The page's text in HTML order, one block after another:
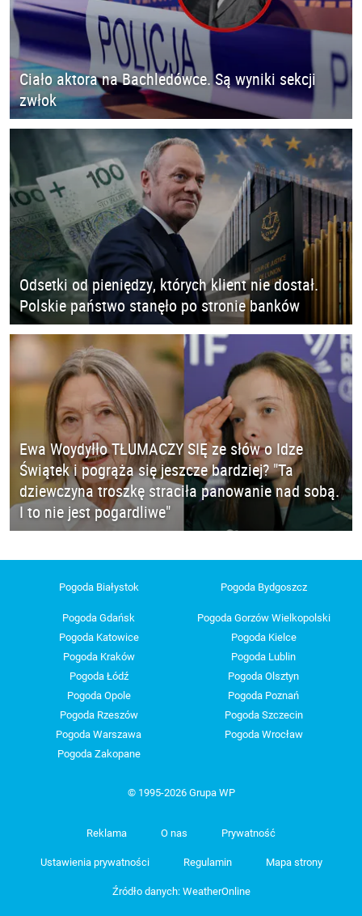
Ciało aktora na Bachledówce. Są wyniki sekcji
zwłok
Odsetki od pieniędzy, których klient nie dostał.
Polskie państwo stanęło po stronie banków
Ewa Woydyłło TŁUMACZY SIĘ ze słów o Idze
Świątek i pogrąża się jeszcze bardziej? "Ta
dziewczyna troszkę straciła panowanie nad sobą.
I to nie jest pogardliwe"
Pogoda Białystok Pogoda Bydgoszcz
Pogoda Gdańsk
Pogoda Gorzów Wielkopolski
Pogoda Katowice
Pogoda Kielce
Pogoda Kraków
Pogoda Lublin
Pogoda Łódź
Pogoda Olsztyn
Pogoda Opole
Pogoda Poznań
Pogoda Rzeszów
Pogoda Szczecin
Pogoda Warszawa
Pogoda Wrocław
Pogoda Zakopane
© 1995-2026 Grupa WP
Reklama O nas Prywatność
Ustawienia prywatności Regulamin Mapa strony
Źródło danych: WeatherOnline